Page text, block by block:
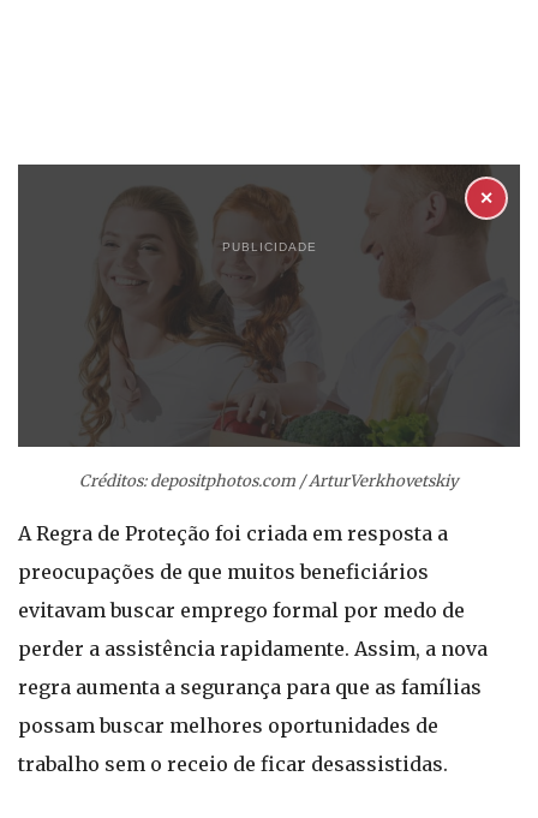
PUBLICIDADE
✕
Créditos: depositphotos.com / ArturVerkhovetskiy
A Regra de Proteção foi criada em resposta a
preocupações de que muitos beneficiários
evitavam buscar emprego formal por medo de
perder a assistência rapidamente. Assim, a nova
regra aumenta a segurança para que as famílias
possam buscar melhores oportunidades de
trabalho sem o receio de ficar desassistidas.